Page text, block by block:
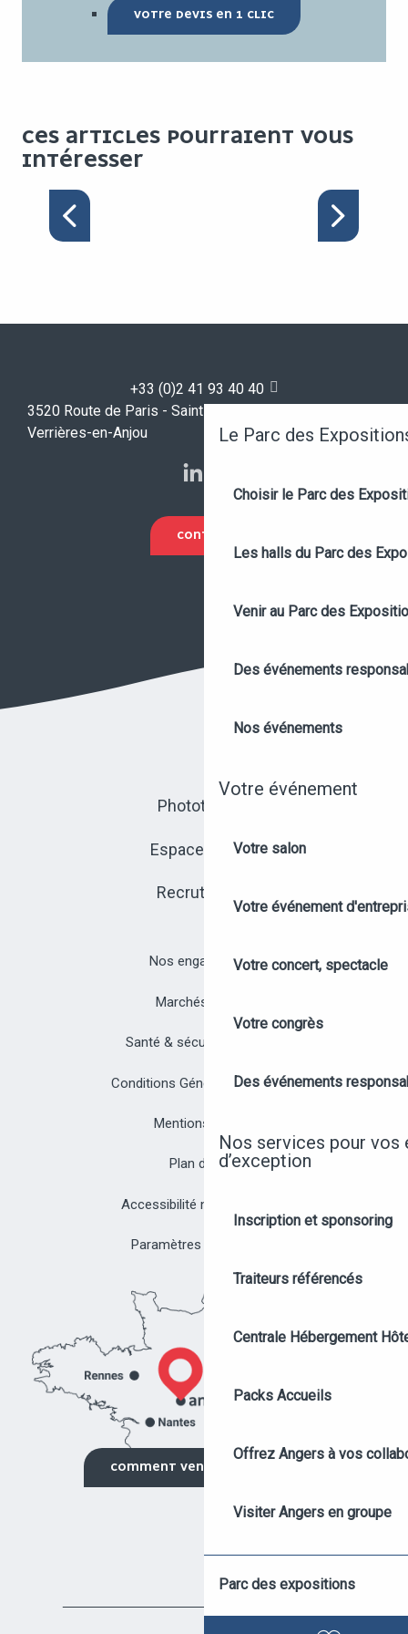
DEMANDE DE DEVIS
AGENDA DES ÉVÉNEMENTS
Le Parc des
Choisir le Parc des
Les halls du Parc des
Venir au Parc des
Des événements
Nos événements
Votre événement
Votre salon
Votre événement
Votre concert, spectacle
Votre congrès
Des événements
Nos services pour vos
d’exception
Inscription et sponsoring
Traiteurs référencés
Centrale Hébergement
Packs Accueils
Offrez Angers à vos
Visiter Angers en groupe
Parc des expositions
VOTRE DEVIS EN 1 CLIC
CES ARTICLES POURRAIENT VOUS
INTÉRESSER
PACK ACCUEIL GRANDS
ÉVÉNEMENTS
+33 (0)2 41 93 40 40
3520 Route de Paris - Saint-Sylvain-d'Anjou - 49480
Verrières-en-Anjou
CONTACT
Photothèque
Espace presse
Recrutement
Nos engagements
Marchés publics
Santé & sécurité à Angers
Conditions Générales de Vente
Mentions légales
Plan du site
Accessibilité non conforme
Paramètres des cookies
COMMENT VENIR ?